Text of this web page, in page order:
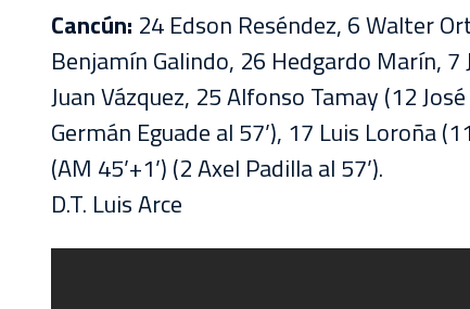
Cancún: 24 Edson Reséndez, 6 Walter
Benjamín Galindo, 26 Hedgardo Marín, 7
Juan Vázquez, 25 Alfonso Tamay (12
Germán Eguade al 57’), 17 Luis Loroña
(AM 45’+1’) (2 Axel Padilla al 57’).
D.T. Luis Arce